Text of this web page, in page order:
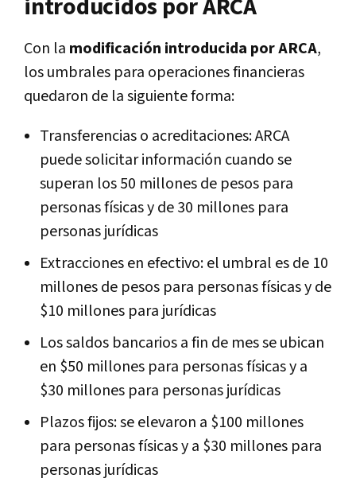
introducidos por ARCA
Con la modificación introducida por ARCA,
los umbrales para operaciones financieras
quedaron de la siguiente forma:
Transferencias o acreditaciones: ARCA
puede solicitar información cuando se
superan los 50 millones de pesos para
personas físicas y de 30 millones para
personas jurídicas
Extracciones en efectivo: el umbral es de 10
millones de pesos para personas físicas y de
$10 millones para jurídicas
Los saldos bancarios a fin de mes se ubican
en $50 millones para personas físicas y a
$30 millones para personas jurídicas
Plazos fijos: se elevaron a $100 millones
para personas físicas y a $30 millones para
personas jurídicas